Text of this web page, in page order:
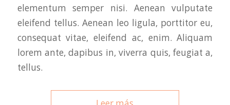
elementum semper nisi. Aenean vulputate
eleifend tellus. Aenean leo ligula, porttitor eu,
consequat vitae, eleifend ac, enim. Aliquam
lorem ante, dapibus in, viverra quis, feugiat a,
tellus.